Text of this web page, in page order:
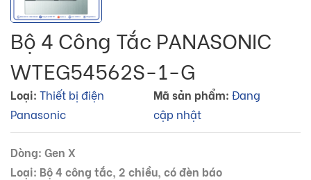
Bộ 4 Công Tắc PANASONIC
WTEG54562S-1-G
Loại: Thiết bị điện
Panasonic
Mã sản phẩm: Đang
cập nhật
Dòng: Gen X
Loại: Bộ 4 công tắc, 2 chiều, có đèn báo